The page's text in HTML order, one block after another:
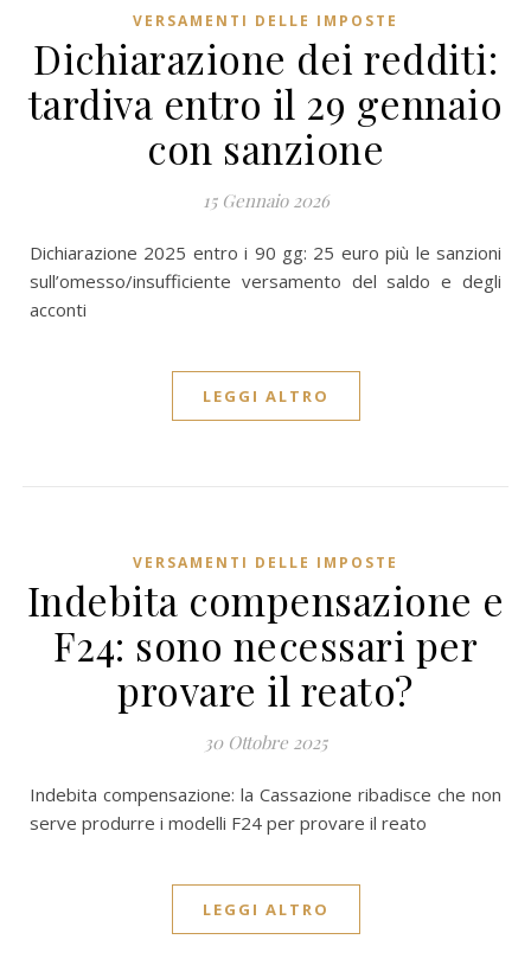
VERSAMENTI DELLE IMPOSTE
Dichiarazione dei redditi:
tardiva entro il 29 gennaio
con sanzione
15 Gennaio 2026
Dichiarazione 2025 entro i 90 gg: 25 euro più le sanzioni
sull’omesso/insufficiente versamento del saldo e degli
acconti
LEGGI ALTRO
VERSAMENTI DELLE IMPOSTE
Indebita compensazione e
F24: sono necessari per
provare il reato?
30 Ottobre 2025
Indebita compensazione: la Cassazione ribadisce che non
serve produrre i modelli F24 per provare il reato
LEGGI ALTRO